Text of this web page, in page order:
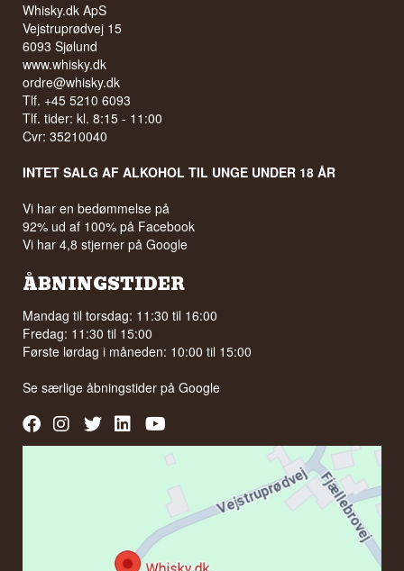
Whisky.dk ApS
Vejstruprødvej 15
6093 Sjølund
www.whisky.dk
ordre@whisky.dk
Tlf. +45 5210 6093
Tlf. tider: kl. 8:15 - 11:00
Cvr: 35210040
INTET SALG AF ALKOHOL TIL UNGE UNDER 18 ÅR
Vi har en bedømmelse på
92% ud af 100% på Facebook
Vi har 4,8 stjerner på Google
ÅBNINGSTIDER
Mandag til torsdag: 11:30 til 16:00
Fredag: 11:30 til 15:00
Første lørdag i måneden: 10:00 til 15:00
Se særlige åbningstider påGoogle